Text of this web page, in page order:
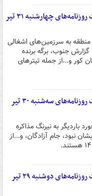
عکس/ صفحه نخست روزنامه‌های چهارشنبه ۳۱ تیر
منطقه به سرزمین‌های اشغالی
جنوب، برگه برنده
کور و...از جمله تیترهای
عکس/ صفحه نخست روزنامه‌های سه‌شنبه ۳۰ تیر
باردیگر به نیرنگ مذاکره
نبود، جام آزادگان، و...از
عکس/ صفحه نخست روزنامه‌های دوشنبه ۲۹ تیر